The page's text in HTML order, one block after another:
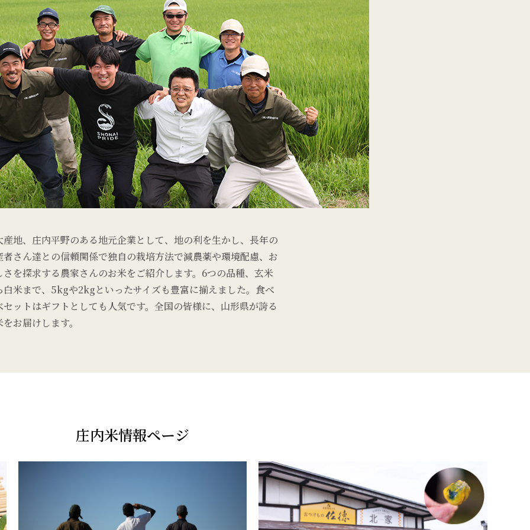
産地、庄内平野のある地元企業として、地の利を生かし、長年の
者さん達との信頼関係で独自の栽培方法で減農薬や環境配慮、お
さを探求する農家さんのお米をご紹介します。6つの品種、玄米
白米まで、5kgや2kgといったサイズも豊富に揃えました。食べ
セットはギフトとしても人気です。全国の皆様に、山形県が誇る
お届けします。
庄内米情報ページ